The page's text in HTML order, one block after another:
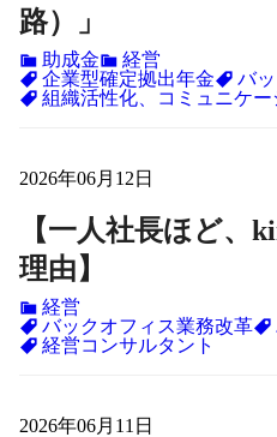
路）」
助成金
経営
企業型確定拠出年金
バ
組織活性化、コミュニケー
2026年06月12日
【一人社長ほど、
理由】
経営
バックオフィス業務改革
経営コンサルタント
2026年06月11日